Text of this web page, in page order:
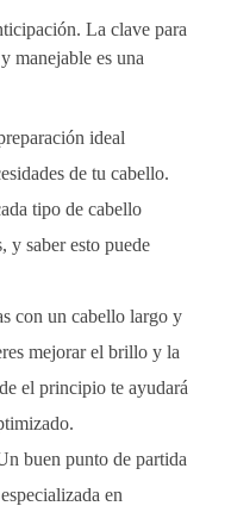
La clave para
manejable es una
ideal
de tu cabello.
tipo de cabello
y saber esto puede
con un cabello largo y
mejorar el brillo y la
el principio te ayudará
buen punto de partida
en